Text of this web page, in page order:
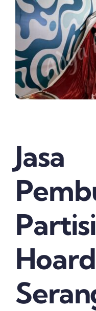
Jasa
Partisi